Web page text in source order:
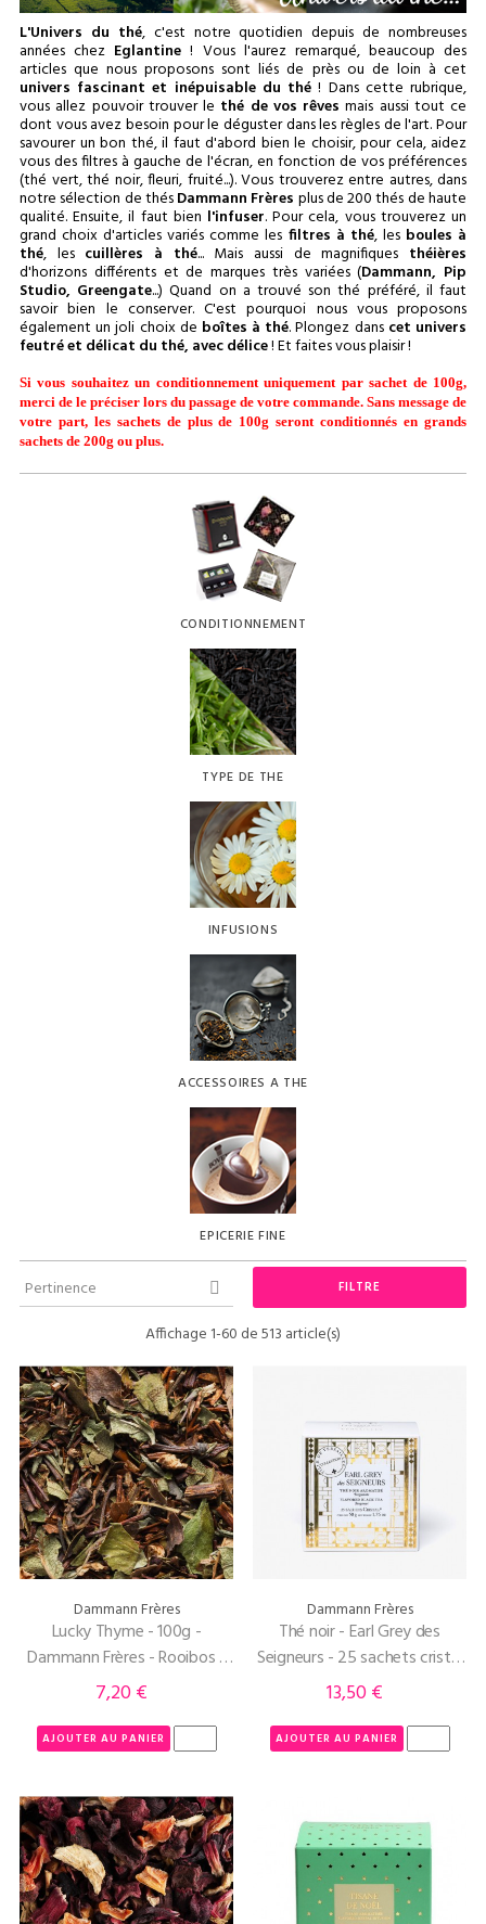
L'Univers du thé, c'est notre quotidien depuis de nombreuses
années chez Eglantine ! Vous l'aurez remarqué, beaucoup des
articles que nous proposons sont liés de près ou de loin à cet
univers fascinant et inépuisable du thé ! Dans cette rubrique,
vous allez pouvoir trouver le thé de vos rêves mais aussi tout ce
dont vous avez besoin pour le déguster dans les règles de l'art. Pour
savourer un bon thé, il faut d'abord bien le choisir, pour cela, aidez
vous des filtres à gauche de l'écran, en fonction de vos préférences
(thé vert, thé noir, fleuri, fruité...). Vous trouverez entre autres, dans
notre sélection de thésDammann Frères plus de 200 thés de haute
qualité. Ensuite, il faut bien l'infuser. Pour cela, vous trouverez un
grand choix d'articles variés comme les filtres à thé, les boules à
thé, les cuillères à thé... Mais aussi de magnifiques théières
d'horizons différents et de marques très variées (Dammann, Pip
Studio, Greengate...) Quand on a trouvé son thé préféré, il faut
savoir bien le conserver. C'est pourquoi nous vous proposons
également un joli choix de boîtes à thé. Plongez dans cet univers
feutré et délicat du thé, avec délice! Et faites vous plaisir !
Si vous souhaitez un conditionnement uniquement par sachet de 100g,
merci de le préciser lors du passage de votre commande. Sans message de
votre part, les sachets de plus de 100g seront conditionnés en grands
sachets de 200g ou plus.
CONDITIONNEMENT
TYPE DE THE
INFUSIONS
ACCESSOIRES A THE
EPICERIE FINE
Pertinence  FILTRE
Affichage 1-60 de 513 article(s)
Dammann Frères
Lucky Thyme - 100g -
Dammann Frères - Rooibos -
Aubépine - Thym
Prix
7,20 €
AJOUTER AU PANIER
Dammann Frères
Thé noir - Earl Grey des
Seigneurs - 25 sachets cristal
- Dammann Frères
Prix
13,50 €
AJOUTER AU PANIER